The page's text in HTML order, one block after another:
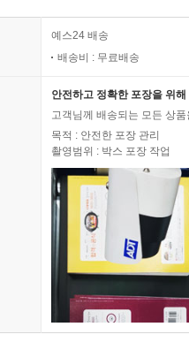
예스24 배송
배송비 : 무료배송
안전하고 정확한 포장을 위
고객님께 배송되는 모든 상
목적 : 안전한 포장 관리
촬영범위 : 박스 포장 작업